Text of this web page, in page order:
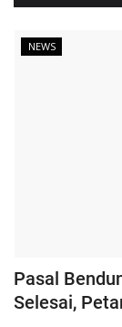
NEWS
Pasal
Selesai,